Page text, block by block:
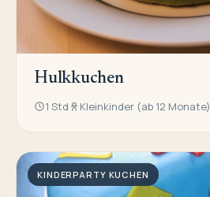
Hulkkuchen
1 Std Kleinkinder (ab 12 Monate)
KINDERPARTY KUCHEN